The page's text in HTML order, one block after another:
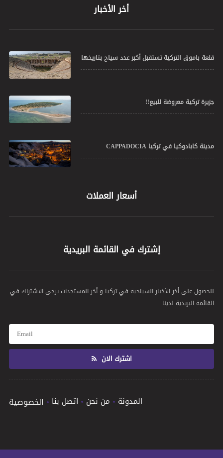
أخر الأخبار
قلعة باموق التركية تستقبل أكبر عدد سياح بتاريخها
جزيرة تركية معروضة للبيع!!
مدينة كابادوكيا في تركيا CAPPADOCIA
أسعار العملات
إشترك في القائمة البريدية
للحصول على أخر الأخبار السياحية في تركيا و أخر المستجدات يرجى الاشتراك في
القائمة البريدية لدينا
اشترك الان
الخصوصية اتصل بنا من نحن المدونة